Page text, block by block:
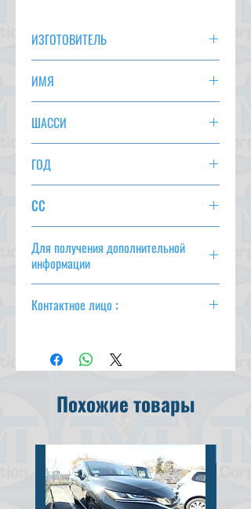
CC 4100
ТРАНСМИССИЯ F5
ЦВЕТ
148 413 км
ПОЛОЖЕНИЕ ДЕЛ
ИЗГОТОВИТЕЛЬ
ИМЯ
ШАССИ
ГОД
CC
Для получения дополнительной
информации
Контактное лицо :
Махмуд Хасан
(+ 81-90-5684-1624)
Похожие товары